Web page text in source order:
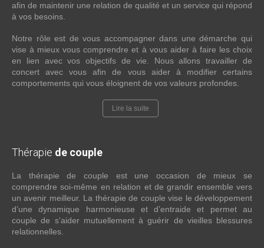
afin de maintenir une relation de qualité et un service qui répond
à vos besoins.
Notre rôle est de vous accompagner dans une démarche qui
vise à mieux vous comprendre et à vous aider à faire les choix
en lien avec vos objectifs de vie. Nous allons travailler de
concert avec vous afin de vous aider à modifier certains
comportements qui vous éloignent de vos valeurs profondes.
Lire la suite
Thérapie de couple
La thérapie de couple est une occasion de mieux se
comprendre soi-même en relation et de grandir ensemble vers
un avenir meilleur. La thérapie de couple vise le développement
d’une dynamique harmonieuse et d’entraide et permet au
couple de s’aider mutuellement à guérir de vieilles blessures
relationnelles.